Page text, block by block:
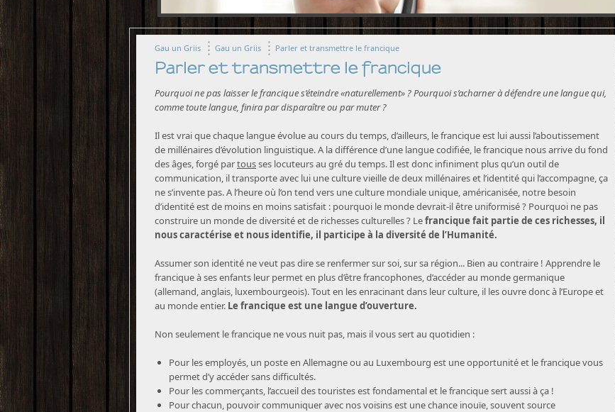
Gau un Griis Gau un Griis Parler et transmettre le francique
Parler et transmettre le francique
Pourquoi ne pas laisser le francique s’éteindre «naturellement» ? Pourquoi s’acharner à défendre une langue qui,
comme toute langue, finira par disparaître ou par muter ?
Il est vrai que chaque langue évolue au cours du temps, d’ailleurs, le francique est lui aussi l’aboutissement
de millénaires d’évolution linguistique. A la différence d’une langue codifiée, le francique nous arrive du fond
des âges, forgé partousses locuteurs au gré du temps. Il est donc infiniment plus qu’un outil de
communication, il transporte avec lui une culture vieille de deux millénaires et l’identité qui l’accompagne, ça
ne s’invente pas. A l’heure où l’on tend vers une culture mondiale unique, américanisée, notre besoin
d’identité est de moins en moins satisfait : pourquoi le monde devrait-il être uniformisé ? Pourquoi ne pas
construire un monde de diversité et de richesses culturelles ? Lefrancique fait partie de ces richesses, il
nous caractérise et nous identifie, il participe à la diversité de l’Humanité.
Assumer son identité ne veut pas dire se renfermer sur soi, sur sa région... Bien au contraire ! Apprendre le
francique à ses enfants leur permet en plus d’être francophones, d’accéder au monde germanique
(allemand, anglais, luxembourgeois). Tout en les enracinant dans leur culture, il les ouvre donc à l’Europe et
au monde entier. Le francique est une langue d’ouverture.
Non seulement le francique ne vous nuit pas, mais il vous sert au quotidien :
Pour les employés, un poste en Allemagne ou au Luxembourg est une opportunité et le francique vous
permet d’y accéder sans difficultés.
Pour les commerçants, l’accueil des touristes est fondamental et le francique sert aussi à ça !
Pour chacun, pouvoir communiquer avec nos voisins est une chance inouïe, souvent source